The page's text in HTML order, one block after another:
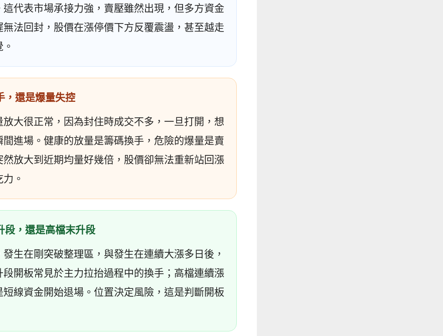
代表市場承接力強，賣壓雖然出現，但多方資金
無法回封，股價在漲停價下方反覆震盪，甚至越走
，還是爆量失控
大很正常，因為封住時成交不多，一旦打開，想
進場。健康的放量是籌碼換手，危險的爆量是賣
放大到近期均量好幾倍，股價卻無法重新站回漲
。
段，還是高檔末升段
發生在剛突破整理區，與發生在連續大漲多日後，
開板常見於主力拉抬過程中的換手；高檔連續漲
線資金開始退場。位置決定風險，這是判斷開板